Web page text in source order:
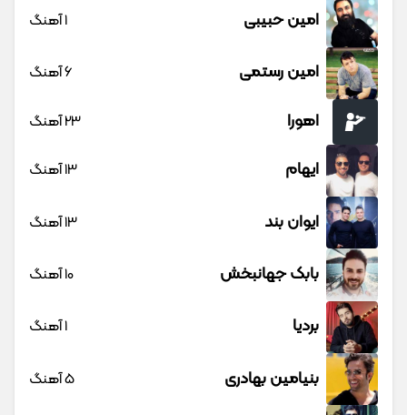
امین حبیبی 1 آهنگ
امین رستمی 6 آهنگ
اهورا 23 آهنگ
ایهام 13 آهنگ
ایوان بند 13 آهنگ
بابک جهانبخش 10 آهنگ
بردیا 1 آهنگ
بنیامین بهادری 5 آهنگ